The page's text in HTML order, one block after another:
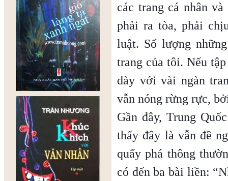
các trang cá nhân
phải ra tòa, phải
luật. Số lượng
trang của tôi. Nếu
dày với vài ngàn
vẫn nóng rừng rực,
Gần đây, Trung
thấy đây là vẫn đề
quấy phá thông
có đến ba bài liền: